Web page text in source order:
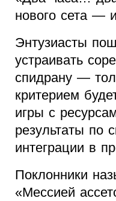
нового сета —
Энтузиасты
устраивать
спидрану —
критерием
игры с
результаты по
интеграции в
Поклонники
«Мессией